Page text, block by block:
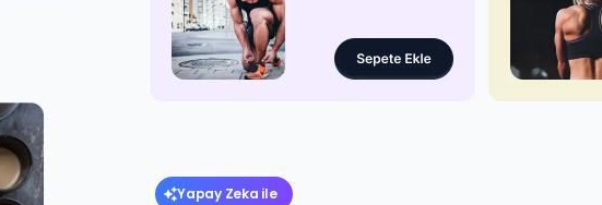
Yapay Zeka ile